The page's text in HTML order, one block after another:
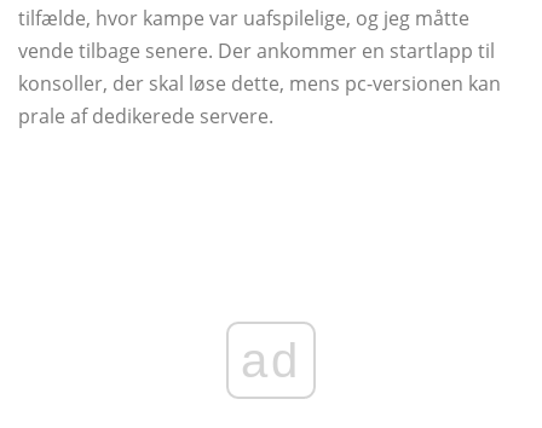
tilfælde, hvor kampe var uafspilelige, og jeg måtte
vende tilbage senere. Der ankommer en startlapp til
konsoller, der skal løse dette, mens pc-versionen kan
prale af dedikerede servere.
ad